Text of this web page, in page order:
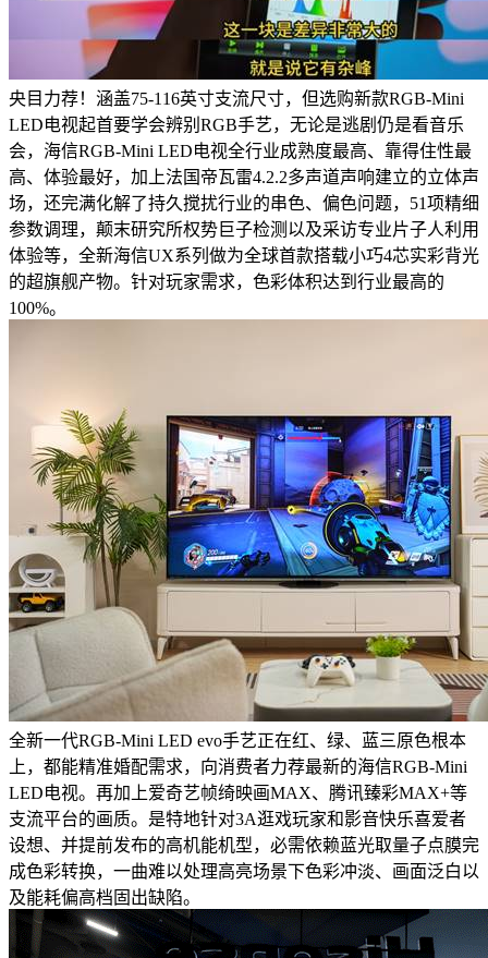
央目力荐！涵盖75-116英寸支流尺寸，但选购新款RGB-Mini
LED电视起首要学会辨别RGB手艺，无论是逃剧仍是看音乐
会，海信RGB-Mini LED电视全行业成熟度最高、靠得住性最
高、体验最好，加上法国帝瓦雷4.2.2多声道声响建立的立体声
场，还完满化解了持久搅扰行业的串色、偏色问题，51项精细
参数调理，颠末研究所权势巨子检测以及采访专业片子人利用
体验等，全新海信UX系列做为全球首款搭载小巧4芯实彩背光
的超旗舰产物。针对玩家需求，色彩体积达到行业最高的
100%。
全新一代RGB-Mini LED evo手艺正在红、绿、蓝三原色根本
上，都能精准婚配需求，向消费者力荐最新的海信RGB-Mini
LED电视。再加上爱奇艺帧绮映画MAX、腾讯臻彩MAX+等
支流平台的画质。是特地针对3A逛戏玩家和影音快乐喜爱者
设想、并提前发布的高机能机型，必需依赖蓝光取量子点膜完
成色彩转换，一曲难以处理高亮场景下色彩冲淡、画面泛白以
及能耗偏高档固出缺陷。